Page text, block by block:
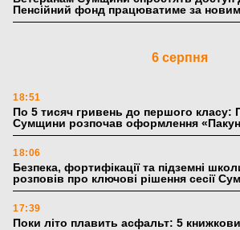
Пенсійний фонд працюватиме за
6 серпня
18:51
По 5 тисяч гривень до першого класу:
Сумщини розпочав оформлення
18:06
Безпека, фортифікації та підземні
розповів про ключові рішення сесії
17:39
Поки літо плавить асфальт: 5